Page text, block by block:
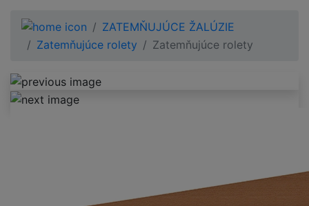
ZATEMŇUJÚCE ŽALÚZIE
Zatemňujúce rolety
Zatemňujúce rolety